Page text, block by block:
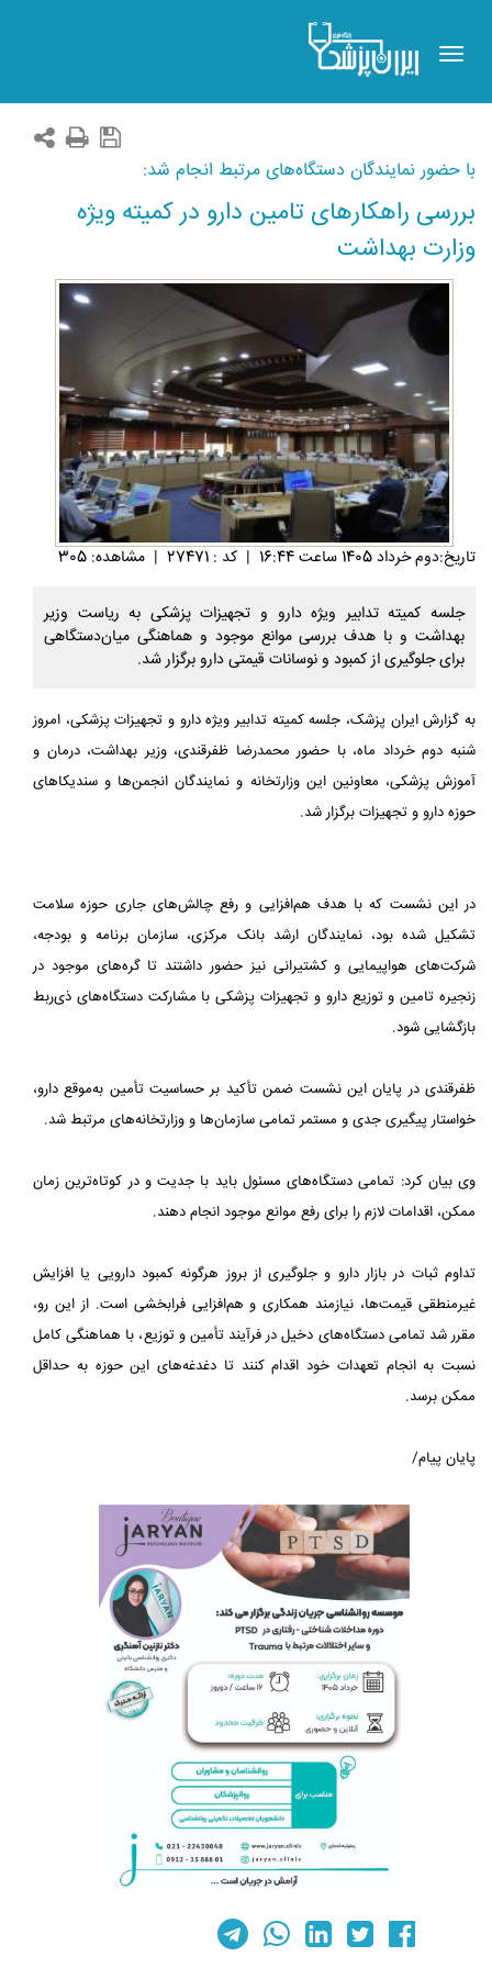
Toggle
navigation
با حضور نمایندگان دستگاه‌های مرتبط انجام شد:
بررسی راهکارهای تامین دارو در کمیته ویژه
وزارت بهداشت
تاريخ:دوم خرداد 1405 ساعت 16:44 | کد : 27471 | مشاهده: 305
جلسه کمیته تدابیر ویژه دارو و تجهیزات پزشکی به ریاست وزیر
بهداشت و با هدف بررسی موانع موجود و هماهنگی میان‌دستگاهی
برای جلوگیری از کمبود و نوسانات قیمتی دارو برگزار شد.
به گزارش ایران پزشک، جلسه کمیته تدابیر ویژه دارو و تجهیزات پزشکی، امروز
شنبه دوم خرداد ماه، با حضور محمدرضا ظفرقندی، وزیر بهداشت، درمان و
آموزش پزشکی، معاونین این وزارتخانه و نمایندگان انجمن‌ها و سندیکاهای
حوزه دارو و تجهیزات برگزار شد.
در این نشست که با هدف هم‌افزایی و رفع چالش‌های جاری حوزه سلامت
تشکیل شده بود، نمایندگان ارشد بانک مرکزی، سازمان برنامه و بودجه،
شرکت‌های هواپیمایی و کشتیرانی نیز حضور داشتند تا گره‌های موجود در
زنجیره تامین و توزیع دارو و تجهیزات پزشکی با مشارکت دستگاه‌های ذی‌ربط
بازگشایی شود.
ظفرقندی در پایان این نشست ضمن تأکید بر حساسیت تأمین به‌موقع دارو،
خواستار پیگیری جدی و مستمر تمامی سازمان‌ها و وزارتخانه‌های مرتبط شد.
وی بیان کرد: تمامی دستگاه‌های مسئول باید با جدیت و در کوتاه‌ترین زمان
ممکن، اقدامات لازم را برای رفع موانع موجود انجام دهند.
تداوم ثبات در بازار دارو و جلوگیری از بروز هرگونه کمبود دارویی یا افزایش
غیرمنطقی قیمت‌ها، نیازمند همکاری و هم‌افزایی فرابخشی است. از این رو،
مقرر شد تمامی دستگاه‌های دخیل در فرآیند تأمین و توزیع، با هماهنگی کامل
نسبت به انجام تعهدات خود اقدام کنند تا دغدغه‌های این حوزه به حداقل
ممکن برسد.
پایان پیام/